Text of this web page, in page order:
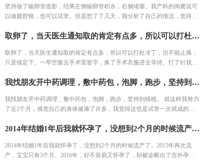
坚持做了输卵管造影，结果左侧输卵管积水，右侧堵塞。我产科的闺蜜说可
以做腹腔镜，也可以试管。但是想了了几天，我分析了自己的情况，觉得手
我家离三附院比较近，打算直接去三附院，试管了。
取卵了，当天医生通知取的肯定有点多，所以可以打杜冷丁，但不能止痛，只是镇定下。一早空腹去手术室签字，换了手术衣服进去等待。打了针我就躺床上等着，看着之前取卵的姐妹一个一个出来都哭了，我也怕的不行了。 结果出来了，取了22个，配对17个，结果冻胚5个囊胚1个。 取卵之后第三天，卵巢过度刺激征开始了，喝进去的水和食物根本排不出来。进去多出来少，可想而知多难受，短短几天，肚子如同怀孕几个月，全身鼓起来，吃不好睡不好。 由于积液严重，直接住院治疗，期间对几种治疗的药物全部过敏。每天只能挂葡萄糖，难受得想死。 最后听产科闺蜜建议，托人去医药公司买了人球白蛋白挂上，突然一晚跑了很多次厕所，第二天马上松快了许多。这关算是熬过去了。 补充下，造成卵巢过度刺激征的原因一个是因为年轻，卵巢敏感，受到大量药物刺激，激素水平失调，再者就是血液里的电解质缺失导致大量血液里的蛋白流失。
取卵了，当天医生通知取的肯定有点多，所以可以打杜冷丁，但不能止痛，
只是镇定下。一早空腹去手术室签字，换了手术衣服进去等待。打了针我就
结果出来了，取了22个，配对17个，结果冻胚5个囊胚1个。 取卵之后第三
少，可想而知多难受，短短几天，肚子如同怀孕几个月，全身鼓起来，吃不
好睡不好。 由于积液严重，直接住院治疗，期间对几种治疗的药物全部过
司买了人球白蛋白挂上，突然一晚跑了很多次厕所，第二天马上松快了许
轻，卵巢敏感，受到大量药物刺激，激素水平失调，再者就是血液里的电解
质缺失导致大量血液里的蛋白流失。
我找朋友开中药调理，敷中药包，泡脚，跑步，坚持到移植。 就这样我努力了近2个月，感觉自己的身体健康了许多，我觉得这也是试管一次就成的重要原因之一。 好不容易熬到了11月，B超医生一看内膜只有0.6cm，劝我取消移植，其实自己之前3次促排内膜都很好，这次内膜薄可能是因为周期长，内膜还没长起来，还有对补佳乐这个药根本不吸收，所以我还是坚持移植，医生说要平常心，但我看姐妹们的分享知道成功率可能只有1成不到了。 因为医生要求移植前三天每天塞2颗黄体酮，给移植做准备，我竟然忘了1次，又吓得不行，但是我想既然都到了现在，不想浪费这么多心血，再者调理了身体之后，我对自己有信心。 医生也就没说什么，直接签了风险书，等着隔天移植。 11月30号移植当天，我紧张半天，移植竟然一点感觉都没有。移植之后我直接回家了。
我找朋友开中药调理，敷中药包，泡脚，跑步，坚持到移植。 就这样我努力
了近2个月，感觉自己的身体健康了许多，我觉得这也是试管一次就成的重
移植，其实自己之前3次促排内膜都很好，这次内膜薄可能是因为周期长，
医生说要平常心，但我看姐妹们的分享知道成功率可能只有1成不到了。 因
为医生要求移植前三天每天塞2颗黄体酮，给移植做准备，我竟然忘了1次，
2014年结婚1年后我就怀孕了，没想到2个月的时候流产了。2015年再次流产，宝宝只有3个月。2016年，好不容易又怀孕了，却被诊断出了宫外孕。接下来的2年，一直没有怀孕的音信。 不知道为什么命运要一直这样折磨我，万般无奈下，我踏上了试管的旅途。 我拉着老公来到了郑大三附院的生殖中心。 初步问诊，医生给了我一叠厚厚的检查单。我按照检查单并对照着手上的纸张，一个窗口一个窗口的去检查了。这样检查的日子，一直持续了一个月，所有检查结果才凑齐。
2014年结婚1年后我就怀孕了，没想到2个月的时候流产了。2015年再次流
产，宝宝只有3个月。2016年，好不容易又怀孕了，却被诊断出了宫外孕。